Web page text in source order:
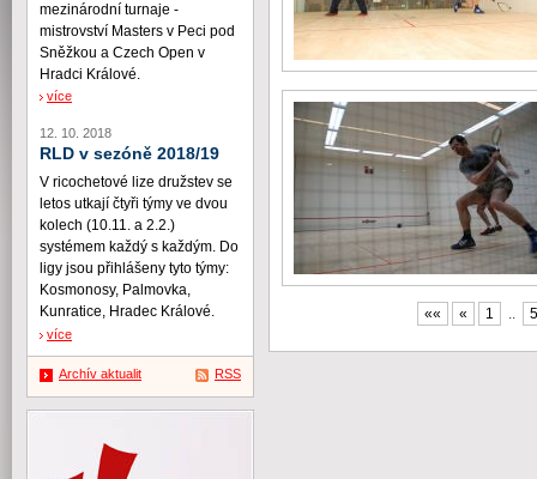
«« « 1 .. 5
mezinárodní turnaje -
mistrovství Masters v Peci pod
Sněžkou a Czech Open v
Hradci Králové.
více
12. 10. 2018
RLD v sezóně 2018/19
V ricochetové lize družstev se
letos utkají čtyři týmy ve dvou
kolech (10.11. a 2.2.)
systémem každý s každým. Do
ligy jsou přihlášeny tyto týmy:
Kosmonosy, Palmovka,
Kunratice, Hradec Králové.
více
Archív aktualit RSS